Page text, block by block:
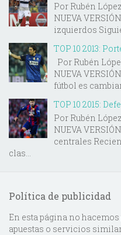
Por Rubén
NUEVA
izquierdos
TOP 10 2013:
Por Rubén
NUEVA
fútbol es
TOP 10 2015:
Por Rubén
NUEVA
centrales
clas...
Política de publicidad
En esta página no
apuestas o servicios